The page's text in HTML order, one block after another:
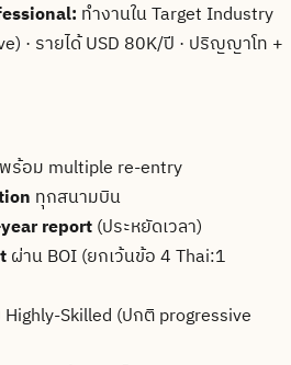
ทำงานใน Target Industry
· รายได้ USD 80K/ปี · ปริญญาโท +
ร้อม multiple re-entry
ทุกสนามบิน
report(ประหยัดเวลา)
ผ่าน BOI (ยกเว้นข้อ 4 Thai:1
Skilled (ปกติ progressive